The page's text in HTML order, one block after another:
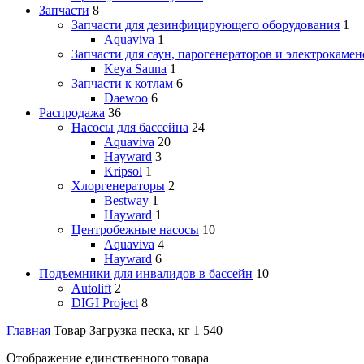
Запчасти 8
Запчасти для дезинфицирующего оборудования 1
Aquaviva 1
Запчасти для саун, парогенераторов и
Keya Sauna 1
Запчасти к котлам 6
Daewoo 6
Распродажа 36
Насосы для бассейна 24
Aquaviva 20
Hayward 3
Kripsol 1
Хлоргенераторы 2
Bestway 1
Hayward 1
Центробежные насосы 10
Aquaviva 4
Hayward 6
Подъемники для инвалидов в бассейн 10
Autolift 2
DIGI Project 8
Главная Товар Загрузка песка, кг 1 540
Отображение единственного товара